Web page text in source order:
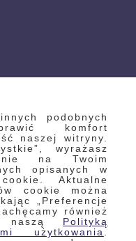
podobnych
komfort
naszej witryny.
wyrażasz
na Twoim
opisanych w
Aktualne
cookie można
„Preferencje
również
naszą Polityką
użytkowania